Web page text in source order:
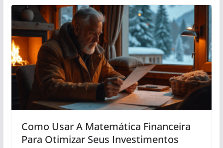
Como Usar A Matemática Financeira
Para Otimizar Seus Investimentos